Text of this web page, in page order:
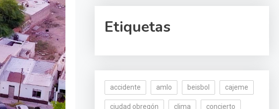
Etiquetas
accidente amlo beisbol cajeme
ciudad obregón clima concierto